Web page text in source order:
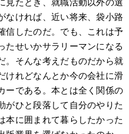
なければ、近い将来、袋小路
信したのだ。でも、これは予
たせいかサラリーマンになる
。そんな考えだものだから就
けれどなんとか今の会社に滑
ーである。本とは全く関係の
がひと段落して自分のやりた
本に囲まれて暮らしたかった